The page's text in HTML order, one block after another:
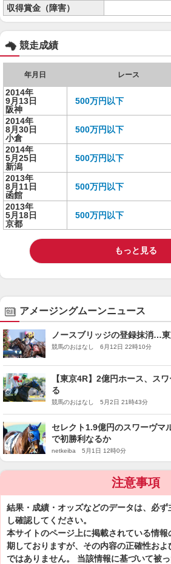
収得賞金（障害）
競走成績
年月日 レース
2014年
9月13日
阪神
500万円以下
2014年
8月30日
小倉
500万円以下
2014年
5月25日
新潟
500万円以下
2013年
8月11日
函館
500万円以下
2013年
5月18日
京都
500万円以下
もっと見る
アメージングムーンニュース
ノースブリッジの登録抹消…
競馬のおはなし 6月12日 22時10分
【東京4R】2億円ホース、ス
る
競馬のおはなし 5月2日 21時43分
セレクト1.9億円のスワーヴマ
で初勝利なるか
netkeiba 5月1日 12時0分
注意事項
結果・成績・オッズなどのデータは、必
し確認してください。
本サイトのページ上に掲載されている情
期しておりますが、その内容の正確性お
ではありません。 当該情報に基づいて被